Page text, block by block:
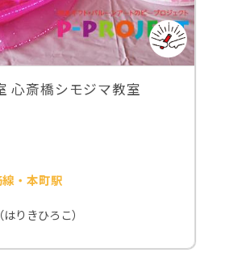
心斎橋シモジマ教室
・本町駅
りきひろこ）